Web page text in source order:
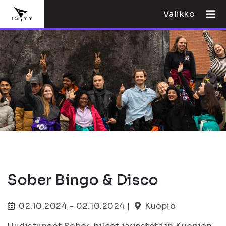
Valikko
Sober Bingo & Disco
02.10.2024 - 02.10.2024 |
Kuopio